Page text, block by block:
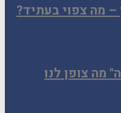
מה צפוי בעתיד?
מה צופן לנו